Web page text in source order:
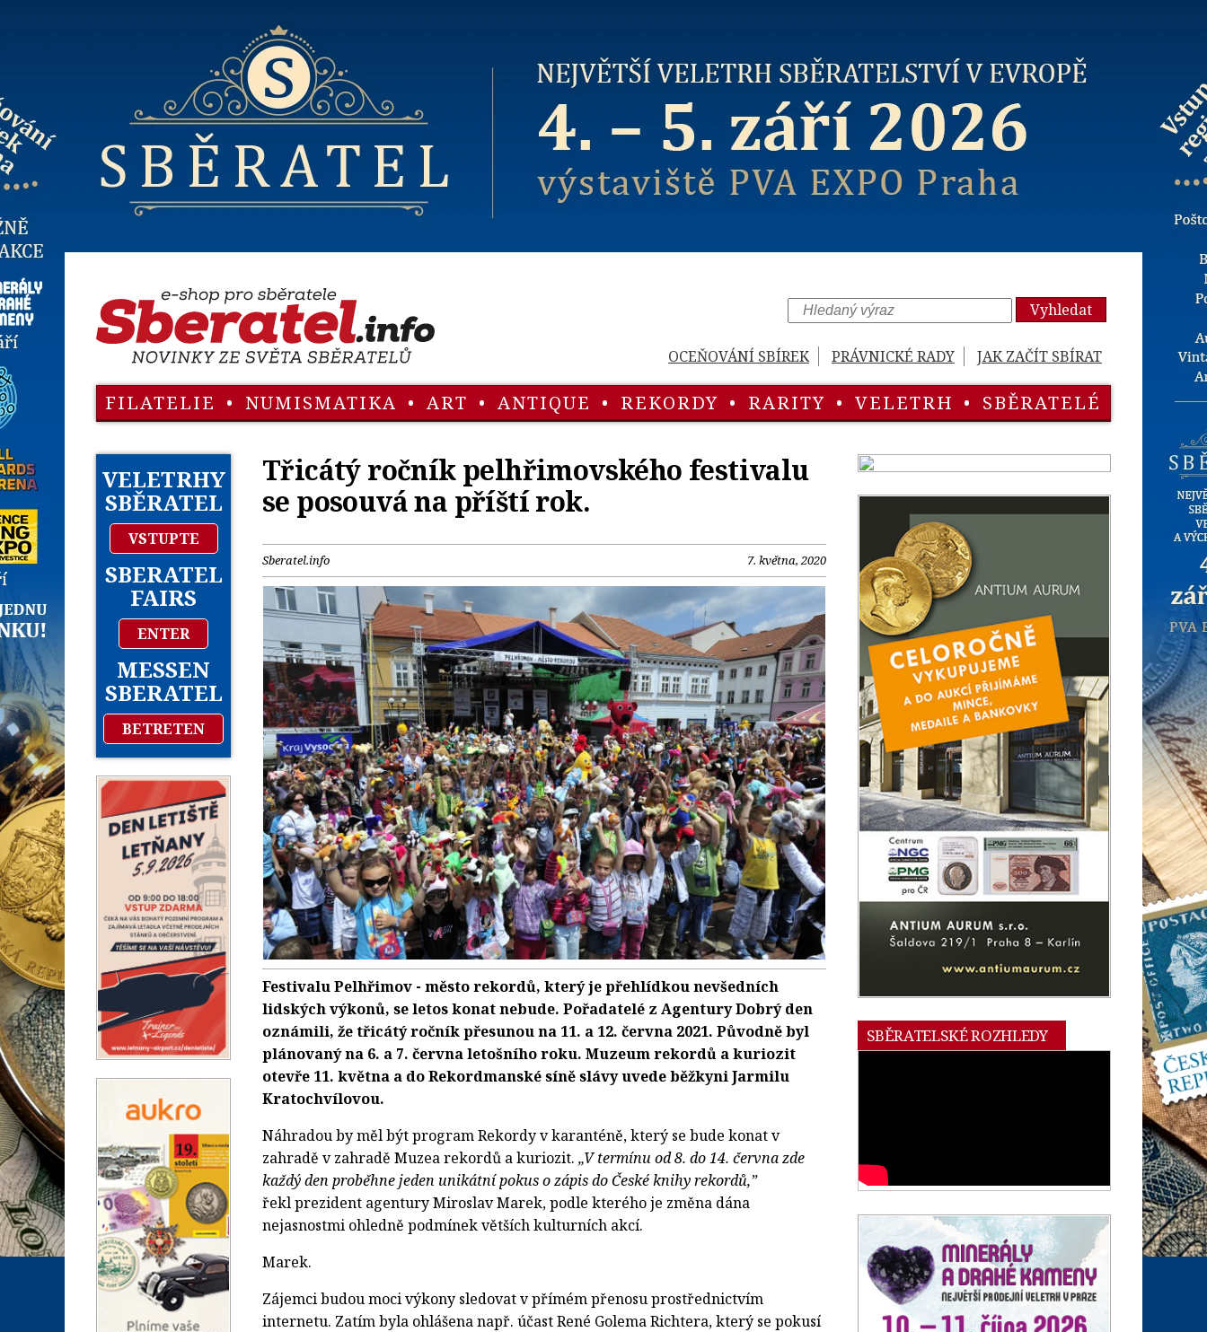
Vyhledat
OCEŇOVÁNÍ SBÍREK PRÁVNICKÉ RADY JAK ZAČÍT SBÍRAT
FILATELIE • NUMISMATIKA • ART • ANTIQUE • REKORDY • RARITY • VELETRH • SBĚRATELÉ
VELETRHY
SBĚRATEL
VSTUPTE
SBERATEL
FAIRS
ENTER
MESSEN
SBERATEL
BETRETEN
Třicátý ročník pelhřimovského festivalu
se posouvá na příští rok.
Sberatel.info 7. května, 2020
Festivalu Pelhřimov - město rekordů, který je přehlídkou nevšedních
lidských výkonů, se letos konat nebude. Pořadatelé z Agentury Dobrý den
oznámili, že třicátý ročník přesunou na 11. a 12. června 2021. Původně byl
plánovaný na 6. a 7. června letošního roku. Muzeum rekordů a kuriozit
otevře 11. května a do Rekordmanské síně slávy uvede běžkyni Jarmilu
Kratochvílovou.
Náhradou by měl být program Rekordy v karanténě, který se bude konat v
zahradě v zahradě Muzea rekordů a kuriozit. „V termínu od 8. do 14. června zde
každý den proběhne jeden unikátní pokus o zápis do České knihy rekordů,”
řekl prezident agentury Miroslav Marek, podle kterého je změna dána
nejasnostmi ohledně podmínek větších kulturních akcí.
Marek.
Zájemci budou moci výkony sledovat v přímém přenosu prostřednictvím
internetu. Zatím byla ohlášena např. účast René Golema Richtera, který se pokusí
SBĚRATELSKÉ ROZHLEDY